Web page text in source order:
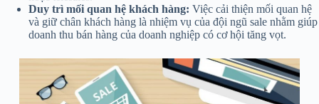
Duy trì mối quan hệ khách hàng: Việc cải thiện mối quan hệ
và giữ chân khách hàng là nhiệm vụ của đội ngũ sale nhằm giúp
doanh thu bán hàng của doanh nghiệp có cơ hội tăng vọt.